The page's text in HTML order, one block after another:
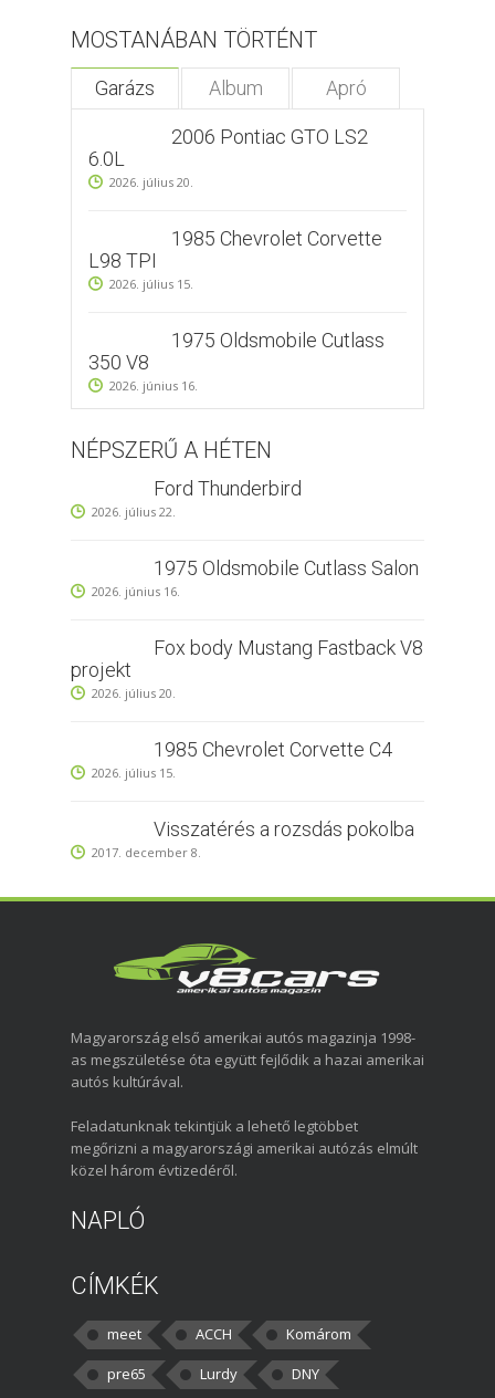
MOSTANÁBAN TÖRTÉNT
Garázs Album Apró
2006 Pontiac GTO LS2
6.0L
2026. július 20.
1985 Chevrolet Corvette
L98 TPI
2026. július 15.
1975 Oldsmobile Cutlass
350 V8
2026. június 16.
NÉPSZERŰ A HÉTEN
Ford Thunderbird
2026. július 22.
1975 Oldsmobile Cutlass Salon
2026. június 16.
Fox body Mustang Fastback V8
projekt
2026. július 20.
1985 Chevrolet Corvette C4
2026. július 15.
Visszatérés a rozsdás pokolba
2017. december 8.
Magyarország első amerikai autós magazinja 1998-
as megszületése óta együtt fejlődik a hazai amerikai
autós kultúrával.
Feladatunknak tekintjük a lehető legtöbbet
megőrizni a magyarországi amerikai autózás elmúlt
közel három évtizedéről.
NAPLÓ
CÍMKÉK
meet ACCH
Komárom
pre65
Lurdy DNY